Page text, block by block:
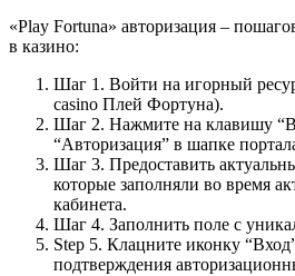
«Play Fortuna» авторизация –
в казино:
Шаг 1. Войти на игорный
casino Плей Фортуна).
Шаг 2. Нажмите на клавишу
“Авторизация” в шапке
Шаг 3. Предоставить
которые заполняли во время
кабинета.
Шаг 4. Заполнить поле с
Step 5. Клацните иконку
подтверждения